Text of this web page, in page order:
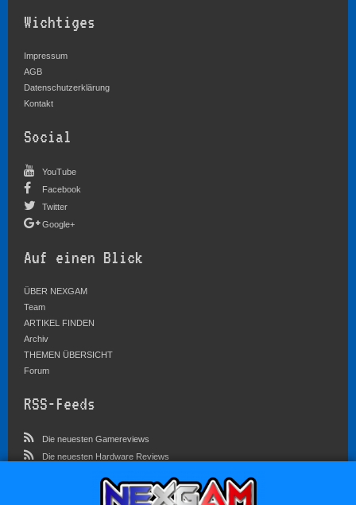
Wichtiges
Impressum
AGB
Datenschutzerklärung
Kontakt
Social
YouTube
Facebook
Twitter
Google+
Auf einen Blick
ÜBER NEXGAM
Team
ARTIKEL FINDEN
Archiv
THEMEN ÜBERSICHT
Forum
RSS-Feeds
Die neuesten Gamereviews
Die neuesten Hardware Reviews